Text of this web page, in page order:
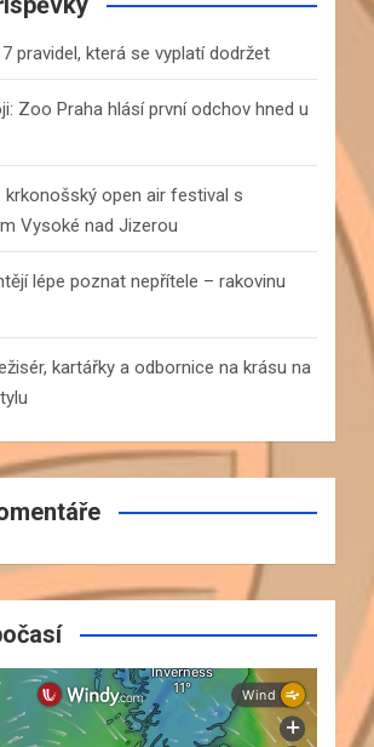
pravidel, která se vyplatí dodržet
Zoo Praha hlásí první odchov hned u
krkonošský open air festival s
Vysoké nad Jizerou
lépe poznat nepřítele – rakovinu
kartářky a odbornice na krásu na